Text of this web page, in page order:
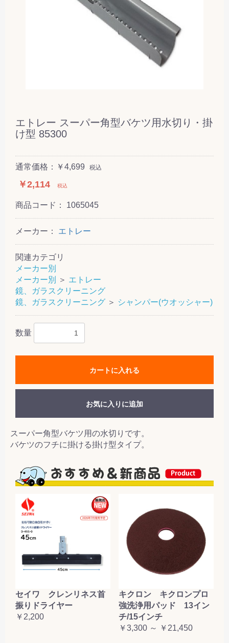
エトレー スーパー角型バケツ用水切り・掛
け型 85300
通常価格：￥4,699 税込
￥2,114 税込
商品コード： 1065045
メーカー： エトレー
関連カテゴリ
メーカー別
メーカー別
＞ エトレー
鏡、ガラスクリーニング
鏡、ガラスクリーニング ＞ シャンパー(ウオッシャー)
数量
カートに入れる
お気に入りに追加
スーパー角型バケツ用の水切りです。
バケツのフチに掛ける掛け型タイプ。
セイワ クレンリネス首
振りドライヤー
￥2,200
キクロン キクロンプロ
強洗浄用パッド 13イン
チ/15インチ
￥3,300 ～ ￥21,450